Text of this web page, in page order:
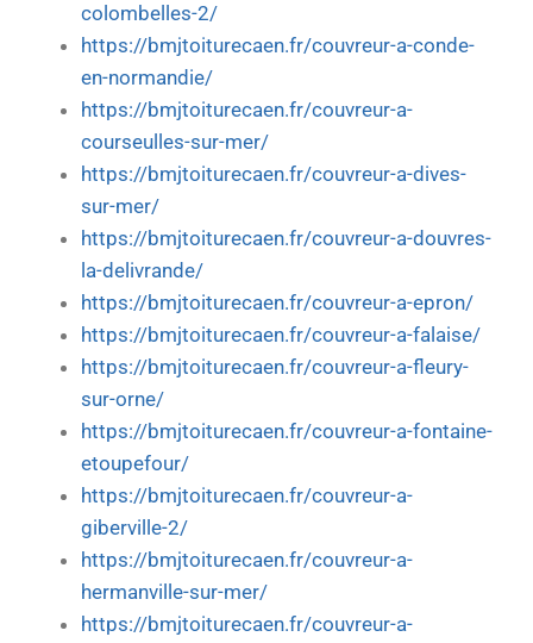
colombelles-2/
https://bmjtoiturecaen.fr/couvreur-a-conde-
en-normandie/
https://bmjtoiturecaen.fr/couvreur-a-
courseulles-sur-mer/
https://bmjtoiturecaen.fr/couvreur-a-dives-
sur-mer/
https://bmjtoiturecaen.fr/couvreur-a-douvres-
la-delivrande/
https://bmjtoiturecaen.fr/couvreur-a-epron/
https://bmjtoiturecaen.fr/couvreur-a-falaise/
https://bmjtoiturecaen.fr/couvreur-a-fleury-
sur-orne/
https://bmjtoiturecaen.fr/couvreur-a-fontaine-
etoupefour/
https://bmjtoiturecaen.fr/couvreur-a-
giberville-2/
https://bmjtoiturecaen.fr/couvreur-a-
hermanville-sur-mer/
https://bmjtoiturecaen.fr/couvreur-a-